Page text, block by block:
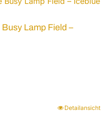
Lamp Field –
Detailansicht